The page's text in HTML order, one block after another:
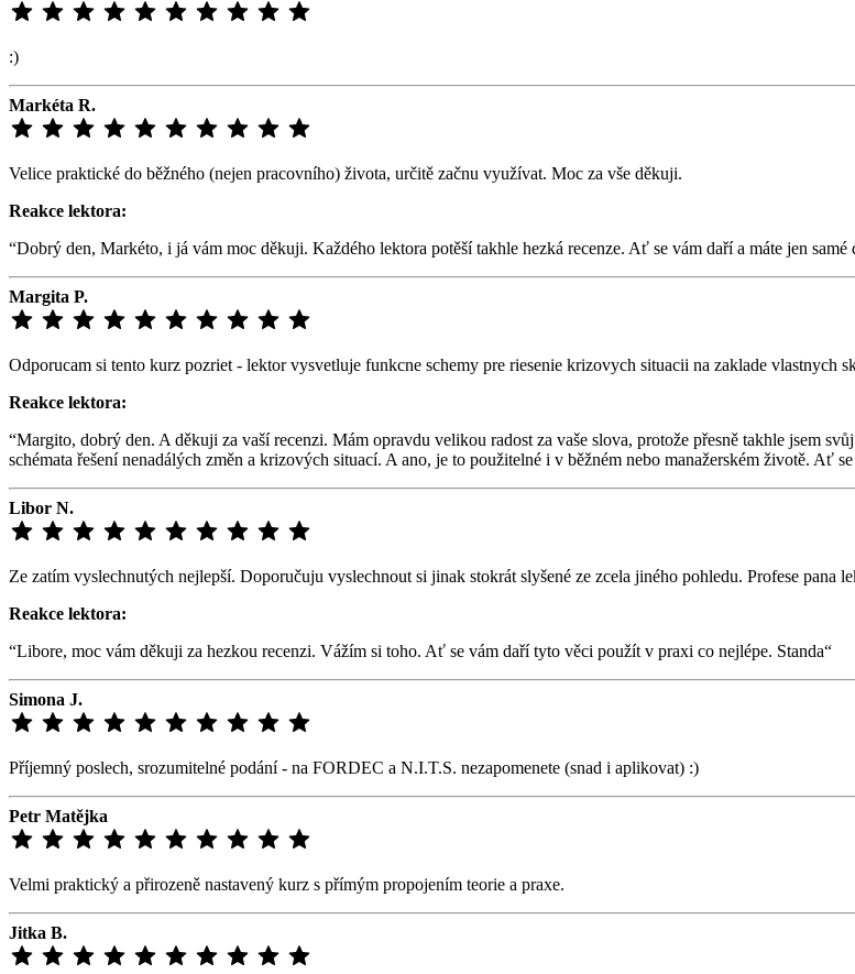
:)
Markéta R.
Velice praktické do běžného (nejen pracovního) života, určitě začnu využívat. Moc za vše děkuji.
Reakce lektora:
“Dobrý den, Markéto, i já vám moc děkuji. Každého lektora potěší takhle hezká recenze. Ať se vám daří a máte jen
Margita P.
Odporucam si tento kurz pozriet - lektor vysvetluje funkcne schemy pre riesenie krizovych situacii na zaklade vlastnych
Reakce lektora:
“Margito, dobrý den. A děkuji za vaší recenzi. Mám opravdu velikou radost za vaše slova, protože přesně takhle jsem
schémata řešení nenadálých změn a krizových situací. A ano, je to použitelné i v běžném nebo manažerském životě. Ať
Libor N.
Ze zatím vyslechnutých nejlepší. Doporučuju vyslechnout si jinak stokrát slyšené ze zcela jiného pohledu. Profese pana
Reakce lektora:
“Libore, moc vám děkuji za hezkou recenzi. Vážím si toho. Ať se vám daří tyto věci použít v praxi co nejlépe. Standa“
Simona J.
Příjemný poslech, srozumitelné podání - na FORDEC a N.I.T.S. nezapomenete (snad i aplikovat) :)
Petr Matějka
Velmi praktický a přirozeně nastavený kurz s přímým propojením teorie a praxe.
Jitka B.